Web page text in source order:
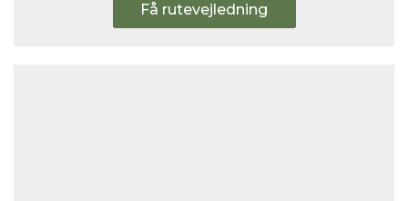
Få rutevejledning